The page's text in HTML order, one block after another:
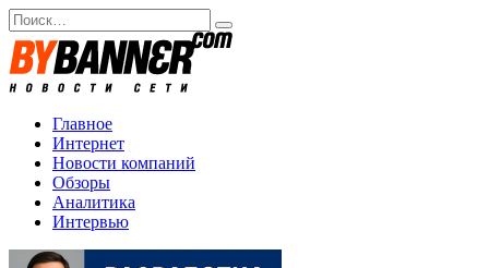
Перейти
к
содержанию
Search
for:
Главное
Интернет
Новости компаний
Обзоры
Аналитика
Интервью